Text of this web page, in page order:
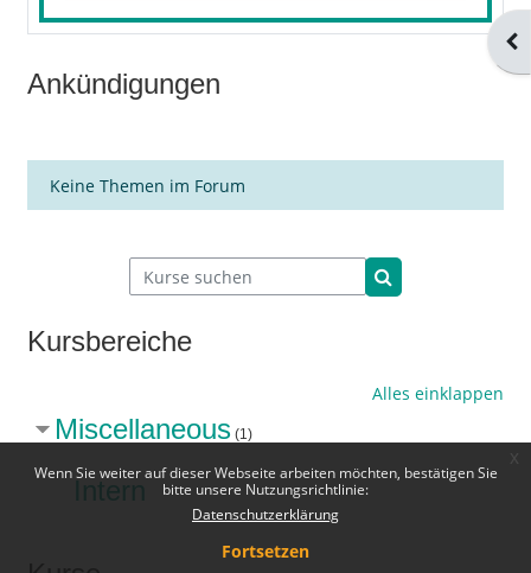
Ankündigungen
Keine Themen im Forum
Kurse suchen
Kurse suchen
Kursbereiche
Alles einklappen
Miscellaneous(1)
Intern
Wenn Sie weiter auf dieser Webseite arbeiten möchten, bestätigen Sie
bitte unsere Nutzungsrichtlinie:
Datenschutzerklärung
Fortsetzen